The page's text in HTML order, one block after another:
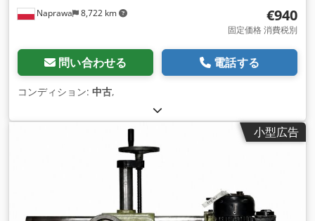
Naprawa 8,722 km €940
固定価格 消費税別
問い合わせる 電話する
コンディション: 中古,
小型広告